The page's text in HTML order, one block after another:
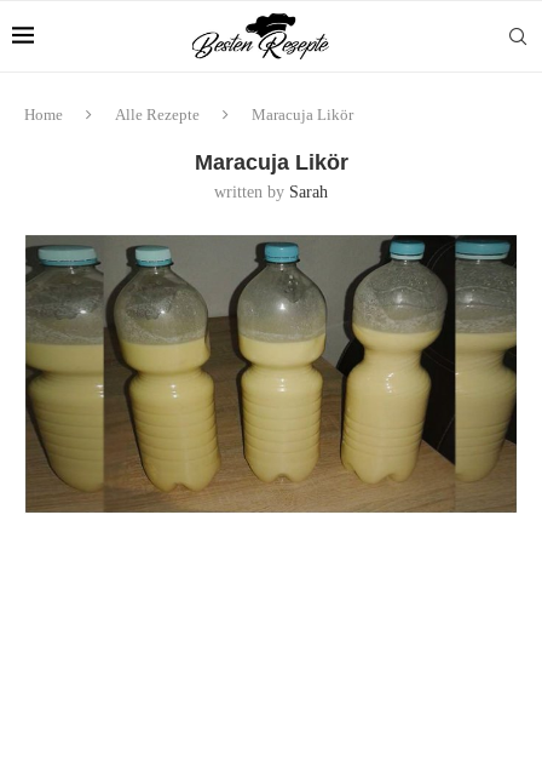
Home Alle Rezepte Maracuja Likör
Maracuja Likör
written by Sarah